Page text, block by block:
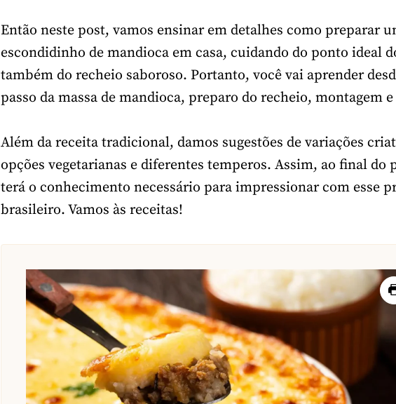
Então neste post, vamos ensinar em detalhes como preparar
escondidinho de mandioca em casa, cuidando do ponto ideal
também do recheio saboroso. Portanto, você vai aprender
passo da massa de mandioca, preparo do recheio, montagem
Além da receita tradicional, damos sugestões de variações
opções vegetarianas e diferentes temperos. Assim, ao final do
terá o conhecimento necessário para impressionar com esse
brasileiro. Vamos às receitas!